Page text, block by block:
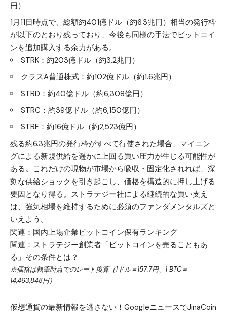
円）
1月11日時点で、総額約401億ドル（約6.3兆円）相当の発行枠
が以下のとおり残っており、今後も同様の手法でビットコイ
ンを追加購入する余力がある。
STRK：約203億ドル（約3.2兆円）
クラスA普通株式：約102億ドル（約1.6兆円）
STRD：約40億ドル（約6,308億円）
STRC：約39億ドル（約6,150億円）
STRF：約16億ドル（約2,523億円）
残る約6.3兆円の発行枠がすべて行使された場合、マイニン
グによる新規供給を遥かに上回る買い圧力が生じる可能性が
ある。これだけの現物が市場から吸収・固定化されれば、深
刻な供給ショックを引き起こし、価格を構造的に押し上げる
要因となり得る。ストラテジー社による継続的な買い支え
は、強気相場を維持するために必須のファンダメンタルズと
いえよう。
関連： 国内上場企業ビットコイン保有ランキング
関連： ストラテジー創業者「ビットコインを売ることもあ
る」その条件とは？
※価格は執筆時点でのレート換算（1ドル＝157.7円、1 BTC＝
14,463,848円）
仮想通貨の最新情報を逃さない！GoogleニュースでJinaCoin